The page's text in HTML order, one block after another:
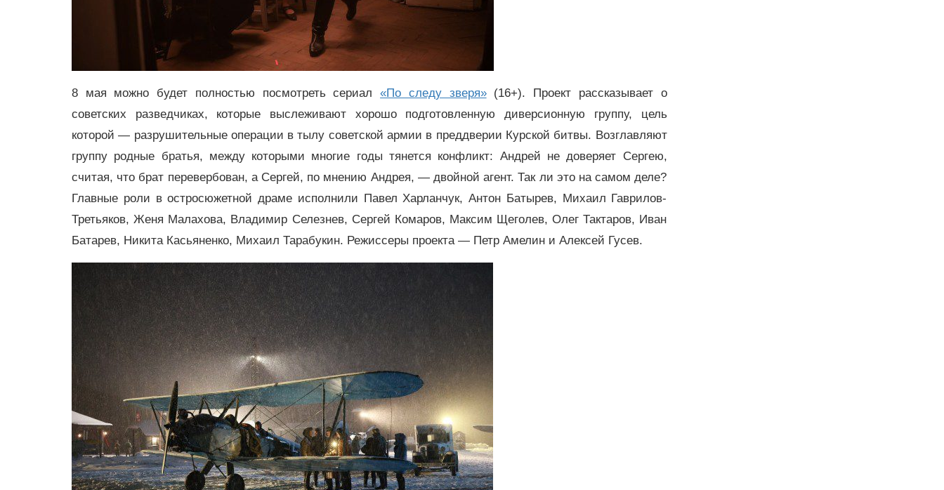
8 мая можно будет полностью посмотреть сериал«По следу зверя»(16+). Проект рассказывает о
советских разведчиках, которые выслеживают хорошо подготовленную диверсионную группу, цель
которой — разрушительные операции в тылу советской армии в преддверии Курской битвы. Возглавляют
группу родные братья, между которыми многие годы тянется конфликт: Андрей не доверяет Сергею,
считая, что брат перевербован, а Сергей, по мнению Андрея, — двойной агент. Так ли это на самом деле?
Главные роли в остросюжетной драме исполнили Павел Харланчук, Антон Батырев, Михаил Гаврилов-
Третьяков, Женя Малахова, Владимир Селезнев, Сергей Комаров, Максим Щеголев, Олег Тактаров, Иван
Батарев, Никита Касьяненко, Михаил Тарабукин. Режиссеры проекта — Петр Амелин и Алексей Гусев.